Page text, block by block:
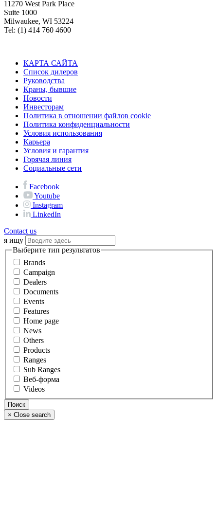
11270 West Park Place
Suite 1000
Milwaukee, WI 53224
Tel: (1) 414 760 4600
КАРТА САЙТА
Список дилеров
Руководства
Краны, бывшие
Новости
Инвесторам
Политика в отношении файлов cookie
Политика конфиденциальности
Условия использования
Карьера
Условия и гарантия
Горячая линия
Социальные сети
Facebook
Youtube
Instagram
LinkedIn
Contact us
я ищу
Выберите тип результатов
Brands
Campaign
Dealers
Documents
Events
Features
Home page
News
Others
Products
Ranges
Sub Ranges
Веб-форма
Videos
× Close search